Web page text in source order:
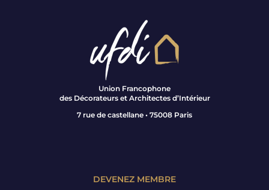
Union Francophone
des Décorateurs et Architectes d’Intérieur
7 rue de castellane • 75008 Paris
DEVENEZ MEMBRE